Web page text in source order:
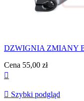
DZWIGNIA ZMIANY
Cena 55,00 zł

 Szybki podgląd